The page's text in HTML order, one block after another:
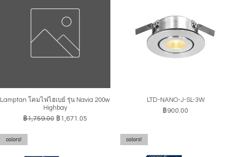
ดูข้อมูลด่วน
Lamptan โคมไฟไฮเบย์ รุ่น Navia 200w
Highbay
ราคาปกติ
฿1,759.00 ราคาขายลด
฿1,671.05
ดูข้อมูลด่วน
LTD-NANO-J-SL-3W
ราคา
฿900.00
colors! colors!